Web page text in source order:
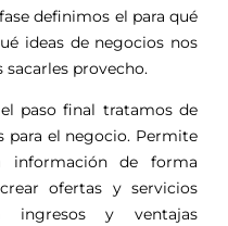
definimos el para qué
ideas de negocios nos
provecho.
paso final tratamos de
para el negocio. Permite
información de forma
ofertas y servicios
ingresos y ventajas